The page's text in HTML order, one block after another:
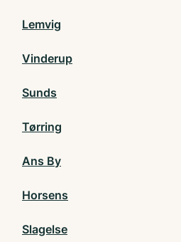
Lemvig
Vinderup
Sunds
Tørring
Ans By
Horsens
Slagelse